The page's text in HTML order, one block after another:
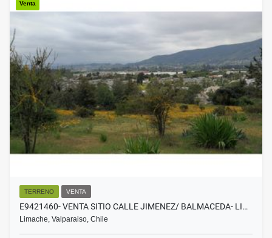
Venta
TERRENO VENTA
E9421460- VENTA SITIO CALLE JIMENEZ/ BALMACEDA- LI…
Limache, Valparaiso, Chile